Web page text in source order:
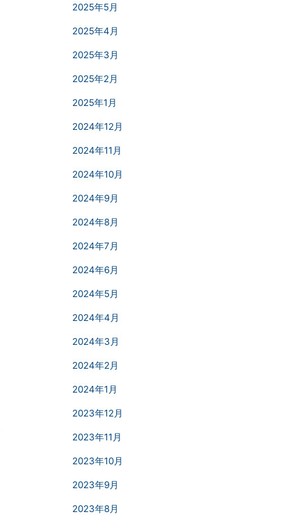
2025年5月
2025年4月
2025年3月
2025年2月
2025年1月
2024年12月
2024年11月
2024年10月
2024年9月
2024年8月
2024年7月
2024年6月
2024年5月
2024年4月
2024年3月
2024年2月
2024年1月
2023年12月
2023年11月
2023年10月
2023年9月
2023年8月